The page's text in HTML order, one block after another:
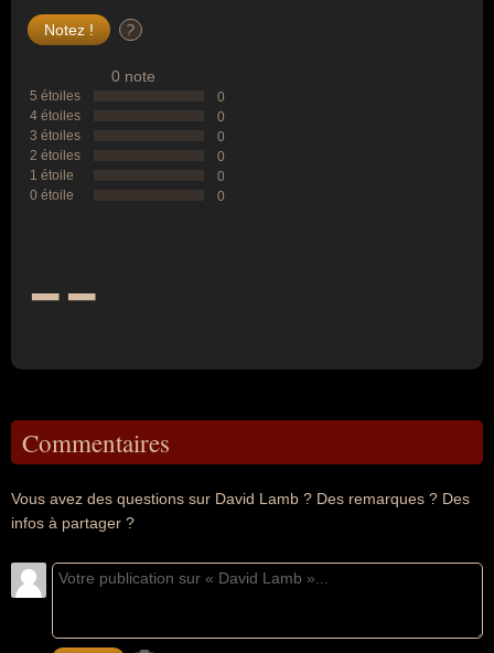
?
0 note
5 étoiles
0
4 étoiles
0
3 étoiles
0
2 étoiles
0
1 étoile
0
0 étoile
0
--
Commentaires
Vous avez des questions sur David Lamb ? Des remarques ? Des
infos à partager ?